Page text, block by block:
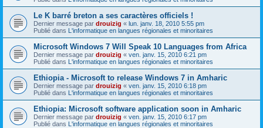
Le K barré breton a ses caractères officiels !
Dernier message par drouizig « lun. janv. 18, 2010 5:55 pm
Publié dans L'informatique en langues régionales et minoritaires
Microsoft Windows 7 Will Speak 10 Languages from Africa
Dernier message par drouizig « ven. janv. 15, 2010 6:21 pm
Publié dans L'informatique en langues régionales et minoritaires
Ethiopia - Microsoft to release Windows 7 in Amharic
Dernier message par drouizig « ven. janv. 15, 2010 6:18 pm
Publié dans L'informatique en langues régionales et minoritaires
Ethiopia: Microsoft software application soon in Amharic
Dernier message par drouizig « ven. janv. 15, 2010 6:17 pm
Publié dans L'informatique en langues régionales et minoritaires